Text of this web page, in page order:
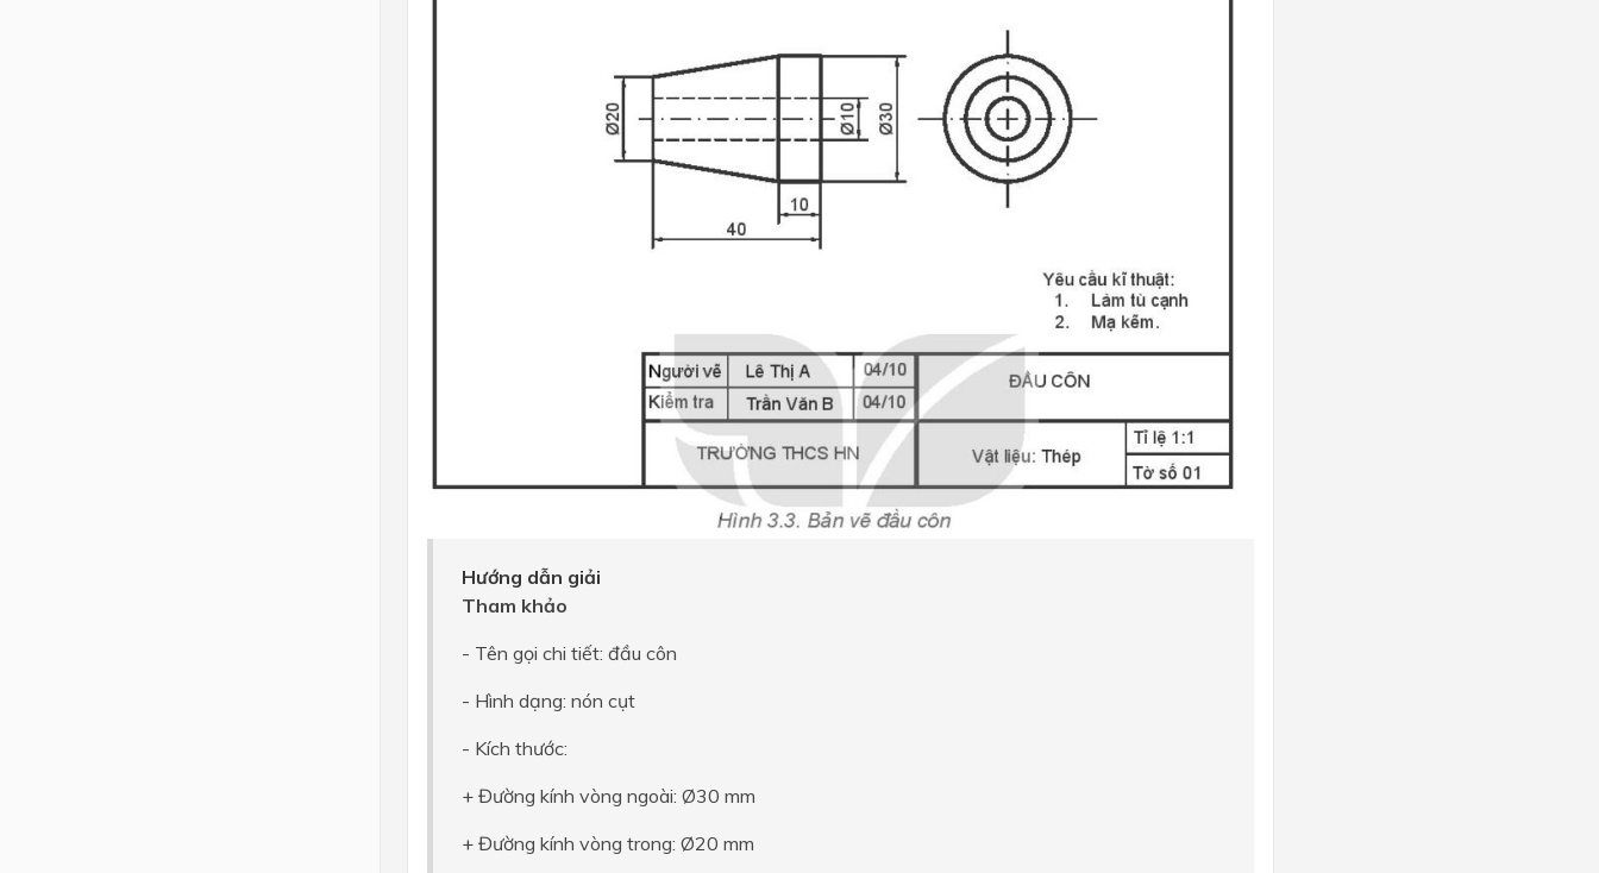
Hướng dẫn giải
Tham khảo
- Tên gọi chi tiết: đầu côn
- Hình dạng: nón cụt
- Kích thước:
+ Đường kính vòng ngoài: Ø30 mm
+ Đường kính vòng trong: Ø20 mm